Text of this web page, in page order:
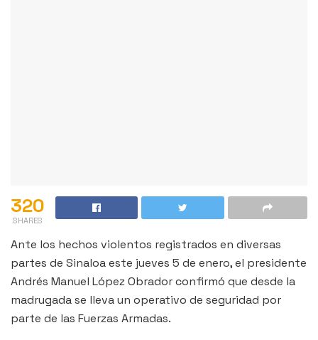
320
SHARES
Ante los hechos violentos registrados en diversas
partes de Sinaloa este jueves 5 de enero, el presidente
Andrés Manuel López Obrador confirmó que desde la
madrugada se lleva un operativo de seguridad por
parte de las Fuerzas Armadas.